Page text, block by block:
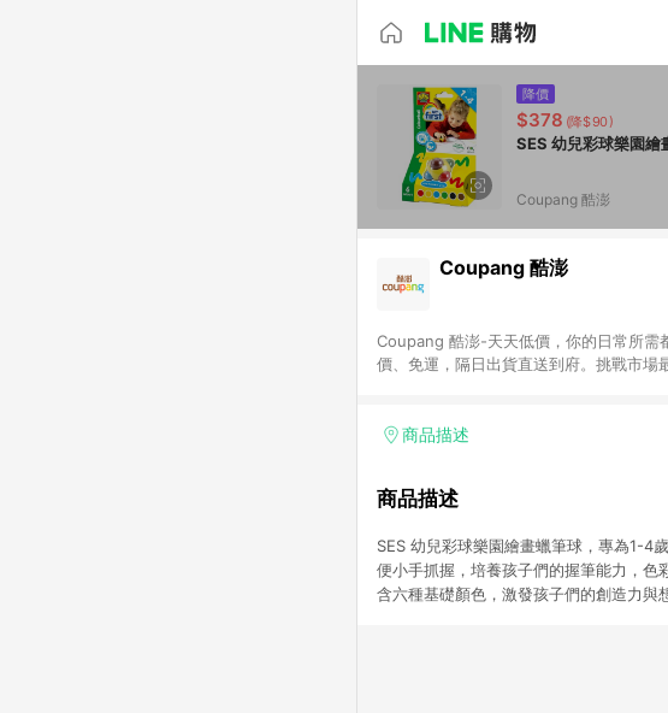
降價
$378 (降$90)
Coupang 酷澎
Coupang 酷澎
Coupang 酷澎-天天低價，你的日常所需
價、免運，隔日出貨直送到府。挑戰市場
商品描述
商品描述
SES 幼兒彩球樂園繪畫蠟筆球，專為1-4
便小手抓握，培養孩子們的握筆能力，色
含六種基礎顏色，激發孩子們的創造力與